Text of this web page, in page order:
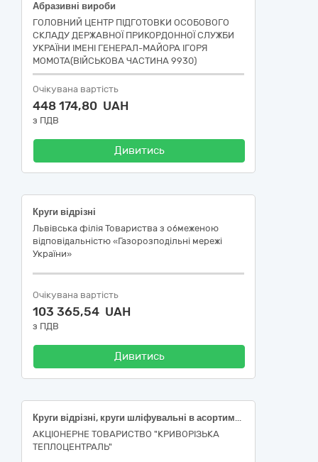
Абразивні вироби
ГОЛОВНИЙ ЦЕНТР ПІДГОТОВКИ ОСОБОВОГО
СКЛАДУ ДЕРЖАВНОЇ ПРИКОРДОННОЇ СЛУЖБИ
УКРАЇНИ ІМЕНІ ГЕНЕРАЛ-МАЙОРА ІГОРЯ
МОМОТА(ВІЙСЬКОВА ЧАСТИНА 9930)
Очікувана вартість
448 174,80 UAH
з ПДВ
Дивитись
Круги відрізні
Львівська філія Товариства з обмеженою
відповідальністю «Газорозподільні мережі
України»
Очікувана вартість
103 365,54 UAH
з ПДВ
Дивитись
Круги відрізні, круги шліфувальні в асортименті
АКЦІОНЕРНЕ ТОВАРИСТВО "КРИВОРІЗЬКА
ТЕПЛОЦЕНТРАЛЬ"